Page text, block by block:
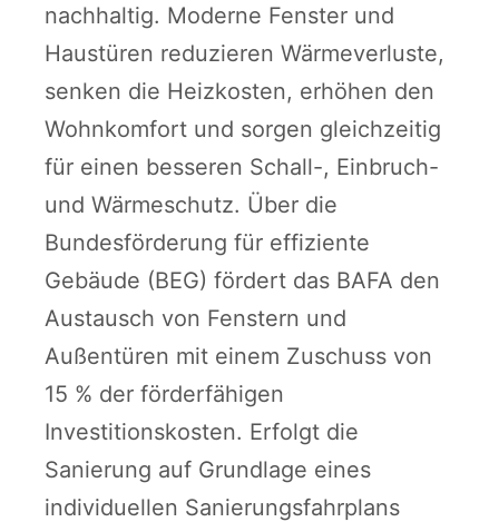
nachhaltig. Moderne Fenster und
Haustüren reduzieren Wärmeverluste,
senken die Heizkosten, erhöhen den
Wohnkomfort und sorgen gleichzeitig
für einen besseren Schall-, Einbruch-
und Wärmeschutz. Über die
Bundesförderung für effiziente
Gebäude (BEG) fördert das BAFA den
Austausch von Fenstern und
Außentüren mit einem Zuschuss von
15 % der förderfähigen
Investitionskosten. Erfolgt die
Sanierung auf Grundlage eines
individuellen Sanierungsfahrplans